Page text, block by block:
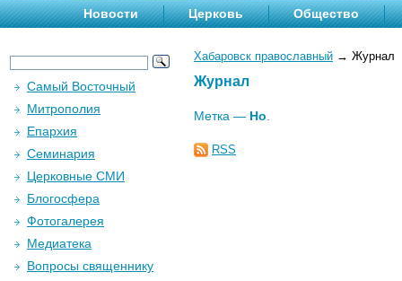
Новости Церковь Общество
Хабаровск православный → Журнал
Журнал
Метка — Но
RSS
Самый Восточный
Митрополия
Епархия
Семинария
Церковные СМИ
Блогосфера
Фотогалерея
Медиатека
Вопросы священнику